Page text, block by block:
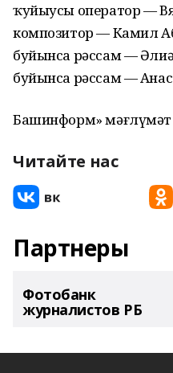
ҡуйыусы оператор —
композитор — Камил
буйынса рәссам —
буйынса рәссам —
Башинформ»
Читайте нас
Партнеры
Фотобанк
журналистов РБ